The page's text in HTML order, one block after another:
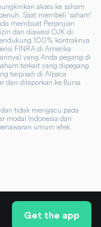
akses ke saham
Saat membeli 'saham'
membuat Perjanjian
dan diawasi OJK di
100% kontraknya
FINRA di Amerika
yang Anda pegang di
terkait yang dipegang
terpisah di Alpaca
dan dilaporkan ke Bursa
dan tidak mengacu pada
modal Indonesia dan
umum efek.
Get the app